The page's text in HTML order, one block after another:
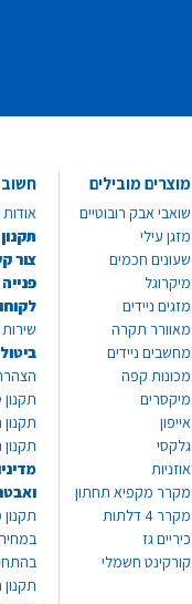
מוצרים מובילים
שואבי אבק רובוטיים
מזגן עילי
שעונים חכמים
מיקרוגל
מזגים ניידים
מאוורר תקרה
מחשבים ניידים
מכונות קפה
מיקסרים
אייפון
גלקסי
אוזניות
מקרר מקפיא תחתון
מקרר 4 דלתות
כיריים גז
קורקינט חשמלי
צור
שירות
תקנון
תקנון